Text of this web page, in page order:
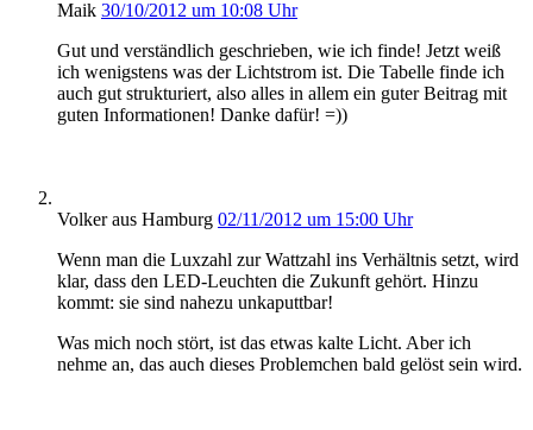
Maik 30/10/2012 um 10:08 Uhr
Gut und verständlich geschrieben, wie ich finde! Jetzt weiß
ich wenigstens was der Lichtstrom ist. Die Tabelle finde ich
auch gut strukturiert, also alles in allem ein guter Beitrag mit
guten Informationen! Danke dafür! =))
Volker aus Hamburg 02/11/2012 um 15:00 Uhr
Wenn man die Luxzahl zur Wattzahl ins Verhältnis setzt, wird
klar, dass den LED-Leuchten die Zukunft gehört. Hinzu
kommt: sie sind nahezu unkaputtbar!
Was mich noch stört, ist das etwas kalte Licht. Aber ich
nehme an, das auch dieses Problemchen bald gelöst sein wird.